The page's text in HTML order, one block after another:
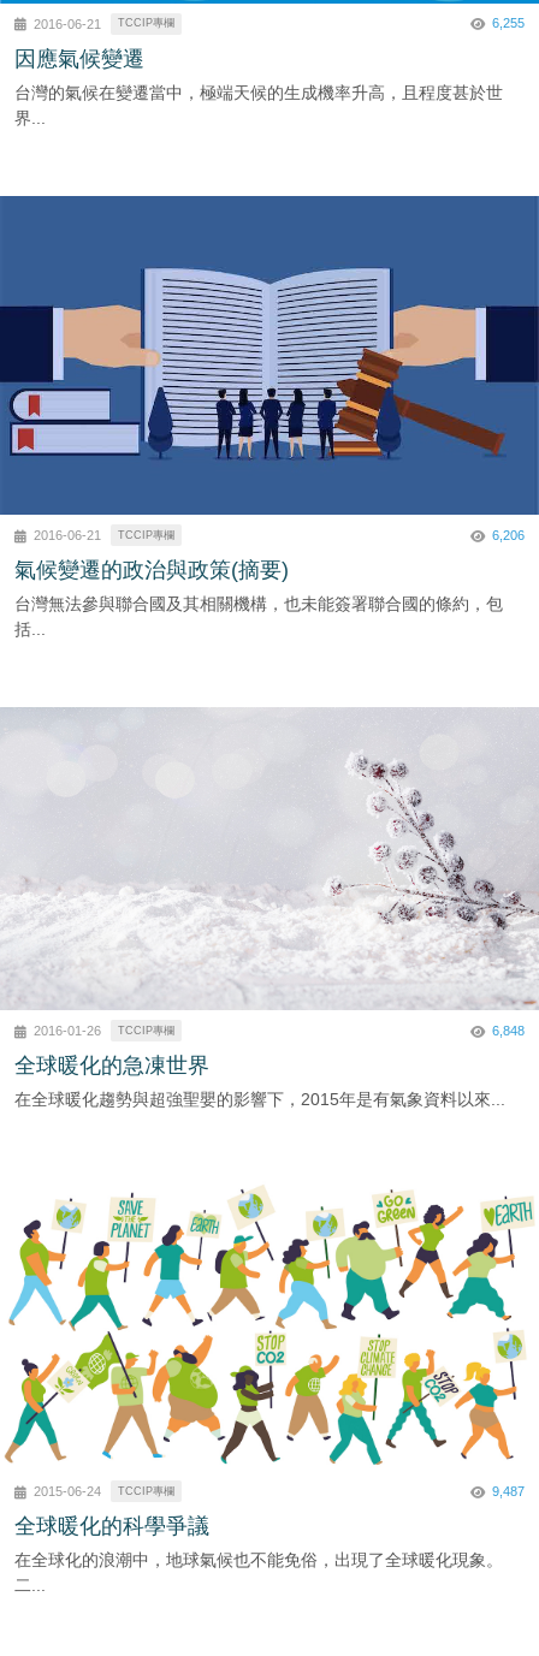
2016-06-21 TCCIP專欄 6,255
因應氣候變遷
台灣的氣候在變遷當中，極端天候的生成機率升高，且程度甚於世
界...
2016-06-21 TCCIP專欄 6,206
氣候變遷的政治與政策(摘要)
台灣無法參與聯合國及其相關機構，也未能簽署聯合國的條約，包
括...
2016-01-26 TCCIP專欄 6,848
全球暖化的急凍世界
在全球暖化趨勢與超強聖嬰的影響下，2015年是有氣象資料以來...
2015-06-24 TCCIP專欄 9,487
全球暖化的科學爭議
在全球化的浪潮中，地球氣候也不能免俗，出現了全球暖化現象。
二...